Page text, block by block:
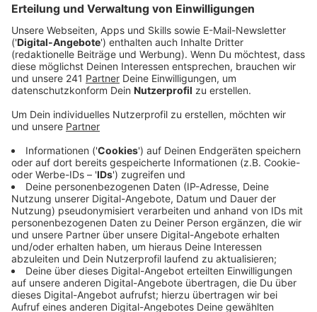
Veröffentlicht:Donnerstag, 26.03.2026 15:13
Anzeige
Stadt Bonn macht sich weiter für
Artenschutz stark
Anzeige
Weil aber immer mehr Gebäude energetisch saniert
werden, gehen diese natürlichen Brutplätze mehr und
mehr verloren. Deshalb gibt es auch immer weniger
Mauersegler. Die speziell entwickelten Nistkästen
können helfen, den Bestand dauerhaft zu sichern, sagt
die Stadt. Er wurde unter anderem durch das NRW-
Umweltministerium gefördert.